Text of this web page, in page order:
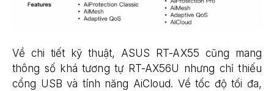
Về chi tiết kỹ thuật, ASUS RT-AX55 cũng mang
thông số khá tương tự RT-AX56U nhưng chỉ thiếu
cổng USB và tính năng AiCloud. Về tốc độ tối đa,